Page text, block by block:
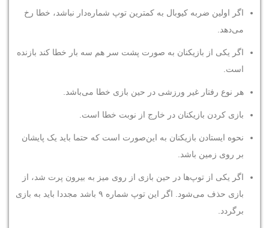
اگر اولین ضربه کیوبال به کمترین توپ شماره‌دار نباشد، خطا رخ
می‌دهد.
اگر یکی از بازیکنان به صورت پشت سر هم سه بار خطا کند بازنده
است.
هر نوع رفتار غیر ورزشی در حین بازی خطا می‌باشد.
بازی کردن بازیکنان در خارج از نوبت خطا است.
نحوه ایستادن بازیکنان به این‌صورت است که حتما باید یک پایشان
بر روی زمین باشد.
اگر یکی از توپ‌ها در حین بازی از روی میز به بیرون پرت شد، از
بازی حذف می‌شود. اگر این توپ شماره ۹ باشد مجددا باید به بازی
برگردد.